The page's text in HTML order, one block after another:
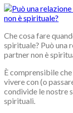
Che cosa fare
spirituale? Può una
partner non è
È comprensibile
vivere con (o
condivide le nostre
spirituali.